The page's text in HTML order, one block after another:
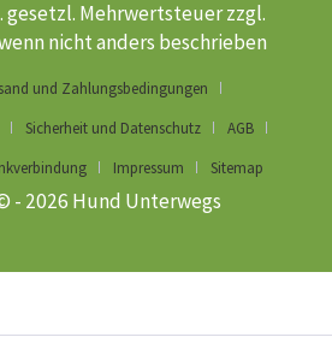
gesetzl. Mehrwertsteuer zzgl.
nicht anders beschrieben
und Zahlungsbedingungen
Sicherheit und Datenschutz
AGB
Impressum Sitemap
- 2026 Hund Unterwegs